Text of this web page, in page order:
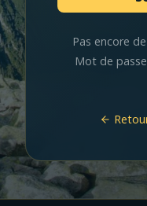
Pas encore
Mot de